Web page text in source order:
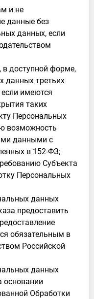
и не
данные без
данных, если
в доступной форме,
данных третьих
имеются
таких
Персональных
возможность
данными с
в 152-ФЗ;
Субъекта
Персональных
данных
предоставить
обязательным в
Российской
данных
основании
Обработки